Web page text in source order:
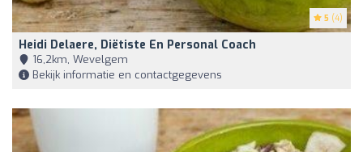
5 (4)
Heidi Delaere, Diëtiste En Personal Coach
16,2km, Wevelgem
Bekijk informatie en contactgegevens